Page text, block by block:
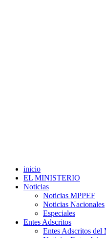
inicio
EL MINISTERIO
Noticias
Noticias MPPEF
Noticias Nacionales
Especiales
Entes Adscritos
Entes Adscritos del